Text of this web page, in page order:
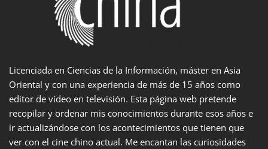
Licenciada en Ciencias de la Información, máster en Asia
Oriental y con una experiencia de más de 15 años como
editor de vídeo en televisión. Esta página web pretende
recopilar y ordenar mis conocimientos durante esos años e
ir actualizándose con los acontecimientos que tienen que
ver con el cine chino actual. Me encantan las curiosidades